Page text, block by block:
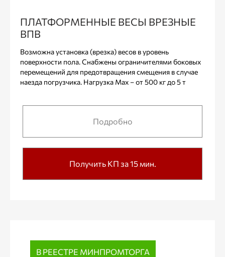
ПЛАТФОРМЕННЫЕ ВЕСЫ ВРЕЗНЫЕ
ВПВ
Возможна установка (врезка) весов в уровень
поверхности пола. Снабжены ограничителями боковых
перемещений для предотвращения смещения в случае
наезда погрузчика. Нагрузка Max – от 500 кг до 5 т
Подробно
Получить КП за 15 мин.
В РЕЕСТРЕ МИНПРОМТОРГА